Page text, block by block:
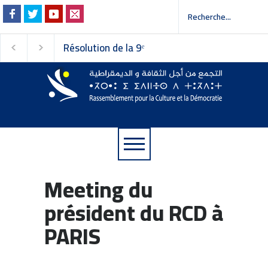
Résolution de la 9ᵉ
session du Conseil
national du
Rassemblement pour la
Culture et la Démocratie
دعوة إلى وسائل الإعلام
Meeting du
président du RCD à
PARIS